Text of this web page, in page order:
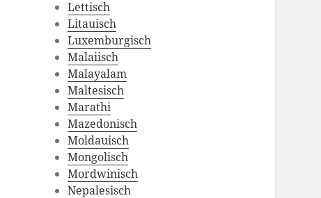
Lettisch
Litauisch
Luxemburgisch
Malaiisch
Malayalam
Maltesisch
Marathi
Mazedonisch
Moldauisch
Mongolisch
Mordwinisch
Nepalesisch